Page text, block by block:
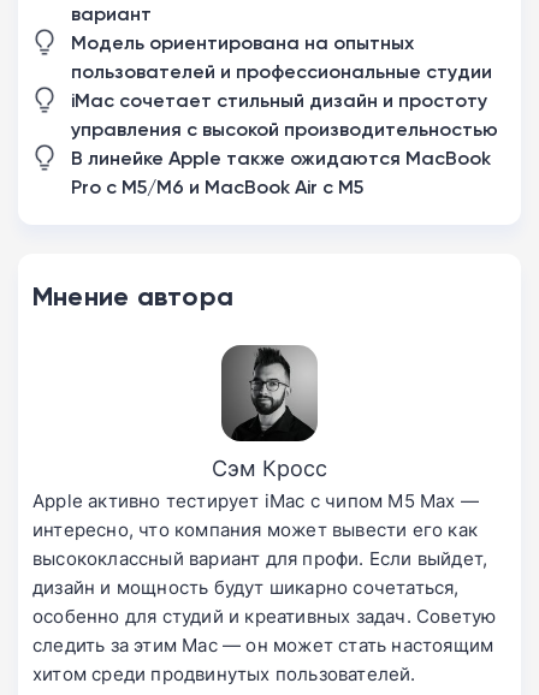
вариант
Модель ориентирована на опытных
пользователей и профессиональные студии
iMac сочетает стильный дизайн и простоту
управления с высокой производительностью
В линейке Apple также ожидаются MacBook
Pro с M5/M6 и MacBook Air с M5
Мнение автора
Сэм Кросс
Apple активно тестирует iMac с чипом M5 Max —
интересно, что компания может вывести его как
высококлассный вариант для профи. Если выйдет,
дизайн и мощность будут шикарно сочетаться,
особенно для студий и креативных задач. Советую
следить за этим Mac — он может стать настоящим
хитом среди продвинутых пользователей.